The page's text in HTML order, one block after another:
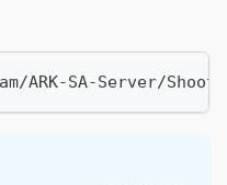
ARK-SA-Server/